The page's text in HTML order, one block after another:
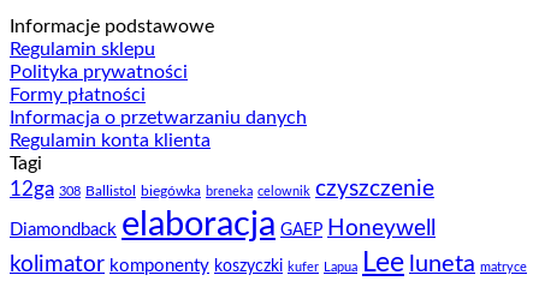
Informacje podstawowe
Regulamin sklepu
Polityka prywatności
Formy płatności
Informacja o przetwarzaniu danych
Regulamin konta klienta
Tagi
12ga 308 Ballistol biegówka breneka celownik czyszczenie
Diamondback elaboracja GAEP Honeywell
kolimator komponenty koszyczki kufer Lapua Lee luneta matryce